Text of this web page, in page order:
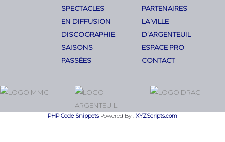
SPECTACLES
EN DIFFUSION
DISCOGRAPHIE
SAISONS
PASSÉES
PARTENAIRES
LA VILLE
D’ARGENTEUIL
ESPACE PRO
CONTACT
PHP Code SnippetsPowered By : XYZScripts.com